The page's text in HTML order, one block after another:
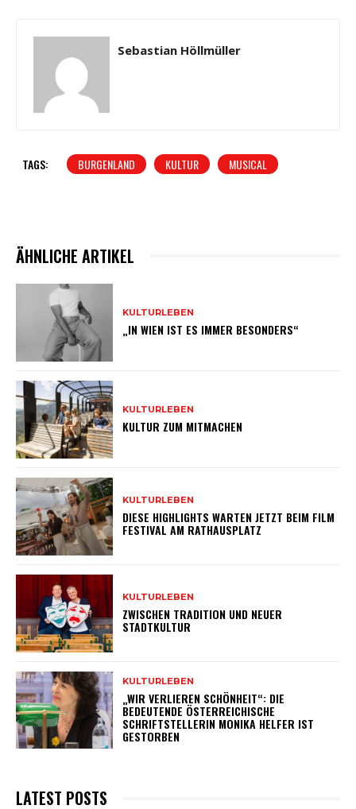
Sebastian Höllmüller
TAGS: BURGENLAND KULTUR MUSICAL
ÄHNLICHE ARTIKEL
KULTURLEBEN
„IN WIEN IST ES IMMER BESONDERS“
KULTURLEBEN
KULTUR ZUM MITMACHEN
KULTURLEBEN
DIESE HIGHLIGHTS WARTEN JETZT BEIM FILM
FESTIVAL AM RATHAUSPLATZ
KULTURLEBEN
ZWISCHEN TRADITION UND NEUER
STADTKULTUR
KULTURLEBEN
„WIR VERLIEREN SCHÖNHEIT“: DIE
BEDEUTENDE ÖSTERREICHISCHE
SCHRIFTSTELLERIN MONIKA HELFER IST
GESTORBEN
LATEST POSTS